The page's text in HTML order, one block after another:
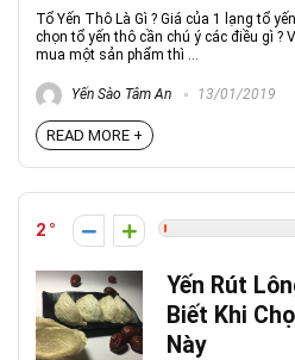
Tổ Yến Thô Là Gì ? Giá của 1 lạng tổ
chọn tổ yến thô cần chú ý các điều gì ?
mua một sản phẩm thì ...
Yến Sào Tâm An 13/01/2019
READ MORE +
2
Yến Rút
Biết Khi
Này